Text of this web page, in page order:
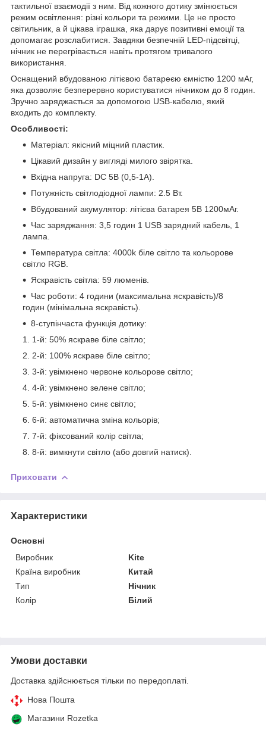
тактильної взаємодії з ним. Від кожного дотику змінюється
режим освітлення: різні кольори та режими. Це не просто
світильник, а й цікава іграшка, яка дарує позитивні емоції та
допомагає розслабитися. Завдяки безпечній LED-підсвітці,
нічник не перегрівається навіть протягом тривалого
використання.
Оснащений вбудованою літієвою батареєю ємністю 1200 мАг,
яка дозволяє безперервно користуватися нічником до 8 годин.
Зручно заряджається за допомогою USB-кабелю, який
входить до комплекту.
Особливості:
Матеріал: якісний міцний пластик.
Цікавий дизайн у вигляді милого звірятка.
Вхідна напруга: DC 5B (0,5-1A).
Потужність світлодіодної лампи: 2.5 Вт.
Вбудований акумулятор: літієва батарея 5В 1200мАг.
Час заряджання: 3,5 годин 1 USB зарядний кабель, 1
лампа.
Температура світла: 4000k біле світло та кольорове
світло RGB.
Яскравість світла: 59 люменів.
Час роботи: 4 години (максимальна яскравість)/8
годин (мінімальна яскравість).
8-ступінчаста функція дотику:
1-й: 50% яскраве біле світло;
2-й: 100% яскраве біле світло;
3-й: увімкнено червоне кольорове світло;
4-й: увімкнено зелене світло;
5-й: увімкнено синє світло;
6-й: автоматична зміна кольорів;
7-й: фіксований колір світла;
8-й: вимкнути світло (або довгий натиск).
Приховати
Характеристики
Основні
Виробник
Kite
Країна виробник
Китай
Тип
Нічник
Колір
Білий
Умови доставки
Доставка здійснюється тільки по передоплаті.
Нова Пошта
Магазини Rozetka